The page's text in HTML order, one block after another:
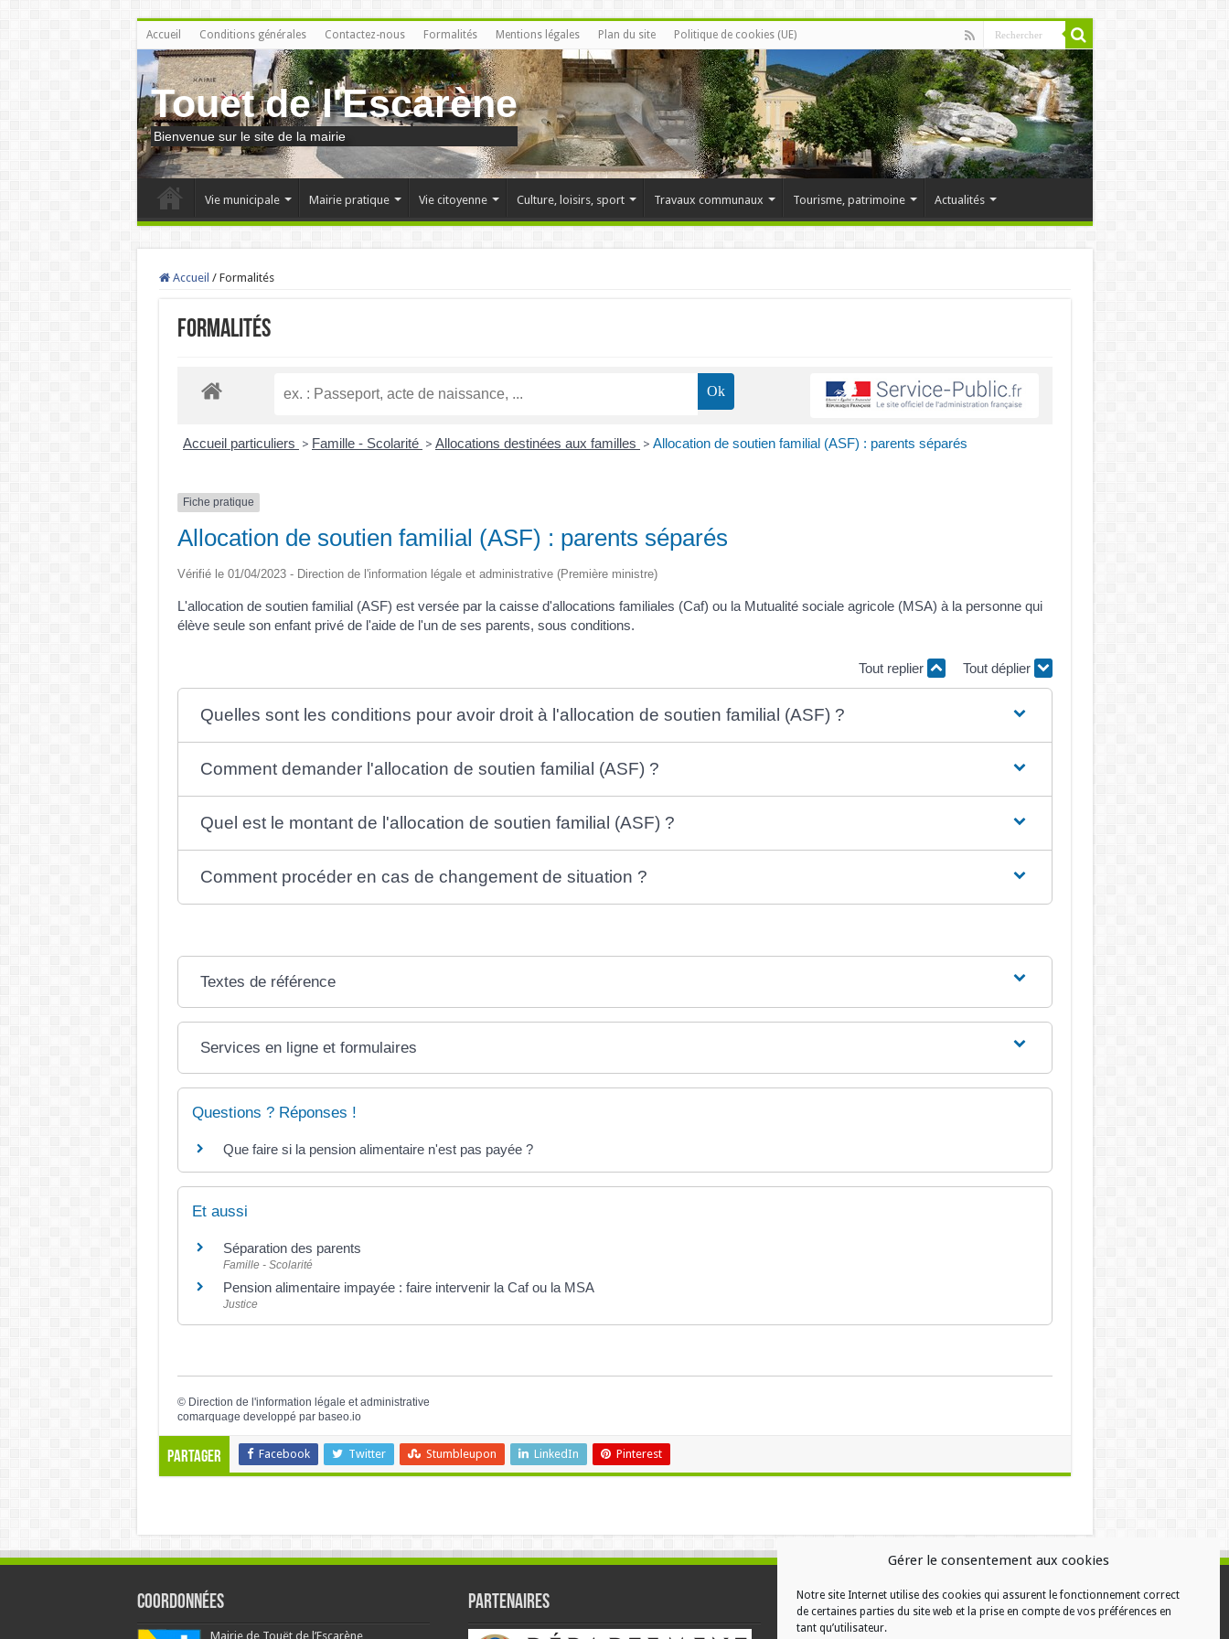
Gérer le consentement aux cookies
Notre site Internet utilise des cookies qui assurent le fonctionnement correct
de certaines parties du site web et la prise en compte de vos préférences en
tant qu’utilisateur.
Accueil Conditions générales Contactez-nous Formalités Mentions légales Plan du site Politique de cookies (UE)
Touet de l'Escarène
Bienvenue sur le site de la mairie
Vie municipale Mairie pratique Vie citoyenne Culture, loisirs, sport Travaux communaux Tourisme, patrimoine Actualités
Accueil / Formalités
Formalités
Accueil particuliers > Famille - Scolarité > Allocations destinées aux familles > Allocation de soutien familial (ASF) : parents séparés
Fiche pratique
Allocation de soutien familial (ASF) : parents séparés
Vérifié le 01/04/2023 - Direction de l'information légale et administrative (Première ministre)
L'allocation de soutien familial (ASF) est versée par la caisse d'allocations familiales (Caf) ou la Mutualité sociale agricole (MSA) à la personne qui
élève seule son enfant privé de l'aide de l'un de ses parents, sous conditions.
Tout replier Tout déplier
Quelles sont les conditions pour avoir droit à l'allocation de soutien familial (ASF) ?
Comment demander l'allocation de soutien familial (ASF) ?
Quel est le montant de l'allocation de soutien familial (ASF) ?
Comment procéder en cas de changement de situation ?
Textes de référence
Services en ligne et formulaires
Questions ? Réponses !
Que faire si la pension alimentaire n'est pas payée ?
Et aussi
Séparation des parents
Famille - Scolarité
Pension alimentaire impayée : faire intervenir la Caf ou la MSA
Justice
© Direction de l'information légale et administrative
comarquage developpé par baseo.io
Partager Facebook Twitter Stumbleupon LinkedIn Pinterest
Coordonnées
Mairie de Touët de l’Escarène
Partenaires RÉALISATION